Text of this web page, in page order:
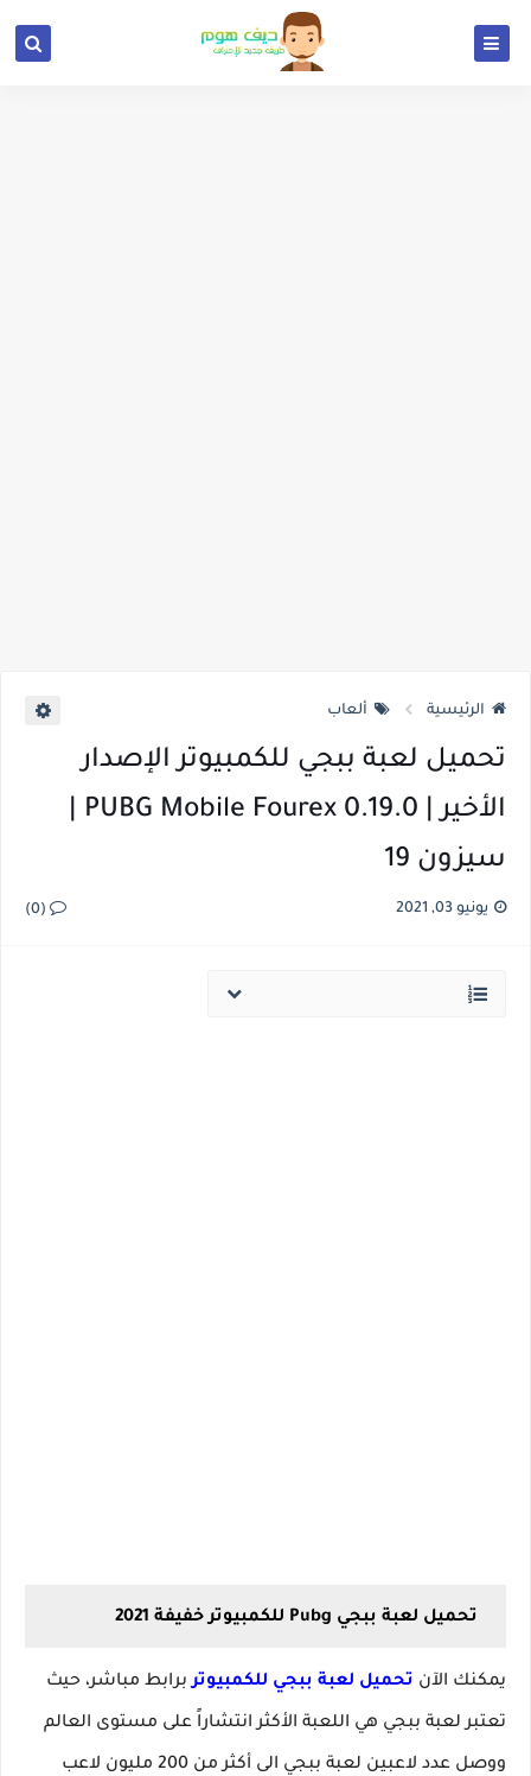
الرئيسية ألعاب
تحميل لعبة ببجي للكمبيوتر الإصدار
سيزون 19
يونيو 03, 2021 (0)
تحميل لعبة ببجي Pubg للكمبيوتر خفيفة 2021
يمكنك الآن تحميل لعبة ببجي للكمبيوتربرابط مباشر، حيث
تعتبر لعبة ببجي هي اللعبة الأكثر انتشاراً على مستوى العالم
ووصل عدد لاعبين لعبة ببجي الى أكثر من 200 مليون لاعب